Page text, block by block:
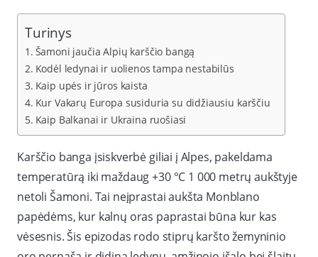
Turinys
Šamoni jaučia Alpių karščio bangą
Kodėl ledynai ir uolienos tampa nestabilūs
Kaip upės ir jūros kaista
Kur Vakarų Europa susiduria su didžiausiu karščiu
Kaip Balkanai ir Ukraina ruošiasi
Karščio banga įsiskverbė giliai į Alpes, pakeldama
temperatūrą iki maždaug +30 °C 1 000 metrų aukštyje
netoli Šamoni. Tai neįprastai aukšta Monblano
papėdėms, kur kalnų oras paprastai būna kur kas
vėsesnis. Šis epizodas rodo stiprų karšto žemyninio